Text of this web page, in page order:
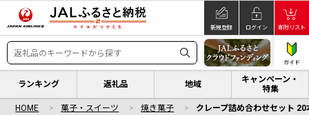
新規登録 ログイン 寄附リスト
ガイド
ランキング 返礼品 地域
キャンペーン・
特集
HOME 菓子・スイーツ 焼き菓子
クレープ詰め合わせセット